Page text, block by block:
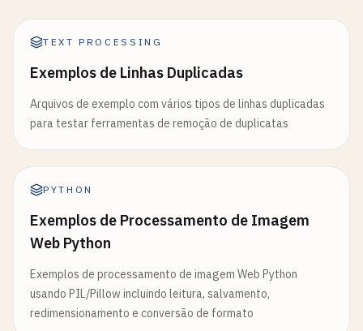
TEXT PROCESSING
Exemplos de Linhas Duplicadas
Arquivos de exemplo com vários tipos de linhas duplicadas
para testar ferramentas de remoção de duplicatas
PYTHON
Exemplos de Processamento de Imagem
Web Python
Exemplos de processamento de imagem Web Python
usando PIL/Pillow incluindo leitura, salvamento,
redimensionamento e conversão de formato